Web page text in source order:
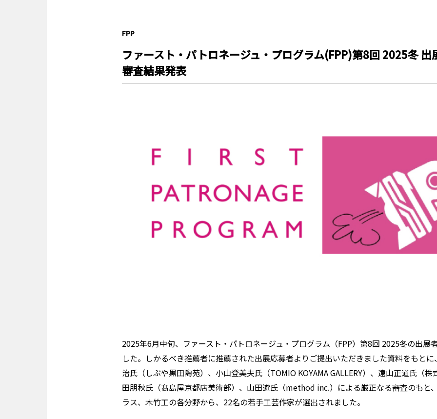
FPP
ファースト・パトロネージュ・プログラム(FPP)第8回 2025冬 出
審査結果発表
2025年6月中旬、ファースト・パトロネージュ・プログラム（FPP）第8回 2025冬の出展
した。しかるべき推薦者に推薦された出展応募者よりご提出いただきました資料をもと
治氏（しぶや黒田陶苑）、小山登美夫氏（TOMIO KOYAMA GALLERY）、遠山正道氏（
田朋秋氏（髙島屋京都店美術部）、山田遊氏（method inc.）による厳正なる審査のもと
ラス、木竹工の各分野から、22名の若手工芸作家が選出されました。